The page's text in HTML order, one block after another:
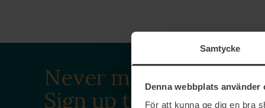
Samtycke
Denna webbplats använder
För att kunna ge dig en bra
Never miss a beat.
Sign up to our